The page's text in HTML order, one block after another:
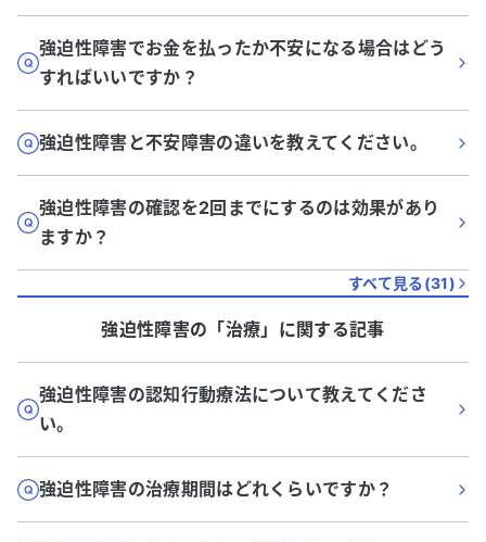
強迫性障害でお金を払ったか不安になる場合はどう
すればいいですか？
強迫性障害と不安障害の違いを教えてください。
強迫性障害の確認を2回までにするのは効果があり
ますか？
すべて見る(31)
強迫性障害の「治療」に関する記事
強迫性障害の認知行動療法について教えてくださ
い。
強迫性障害の治療期間はどれくらいですか？